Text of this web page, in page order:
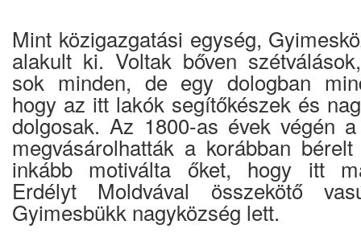
Mint közigazgatási egység,
alakult ki. Voltak bőven
sok minden, de egy dologban
hogy az itt lakók segítőkészek és
dolgosak. Az 1800-as évek végén
megvásárolhatták a korábban
inkább motiválta őket, hogy itt
Erdélyt Moldvával összekötő
Gyimesbükk nagyközség lett.